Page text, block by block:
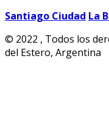
Santiago Ciudad La
© 2022 , Todos los
del Estero, Argentina